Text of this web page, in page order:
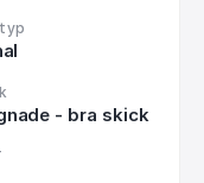
- bra skick